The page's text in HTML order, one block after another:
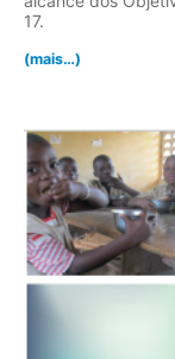
17.
(mais…)